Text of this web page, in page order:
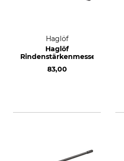
Haglöf
Haglöf
Rindenstärkenmesser
83,00